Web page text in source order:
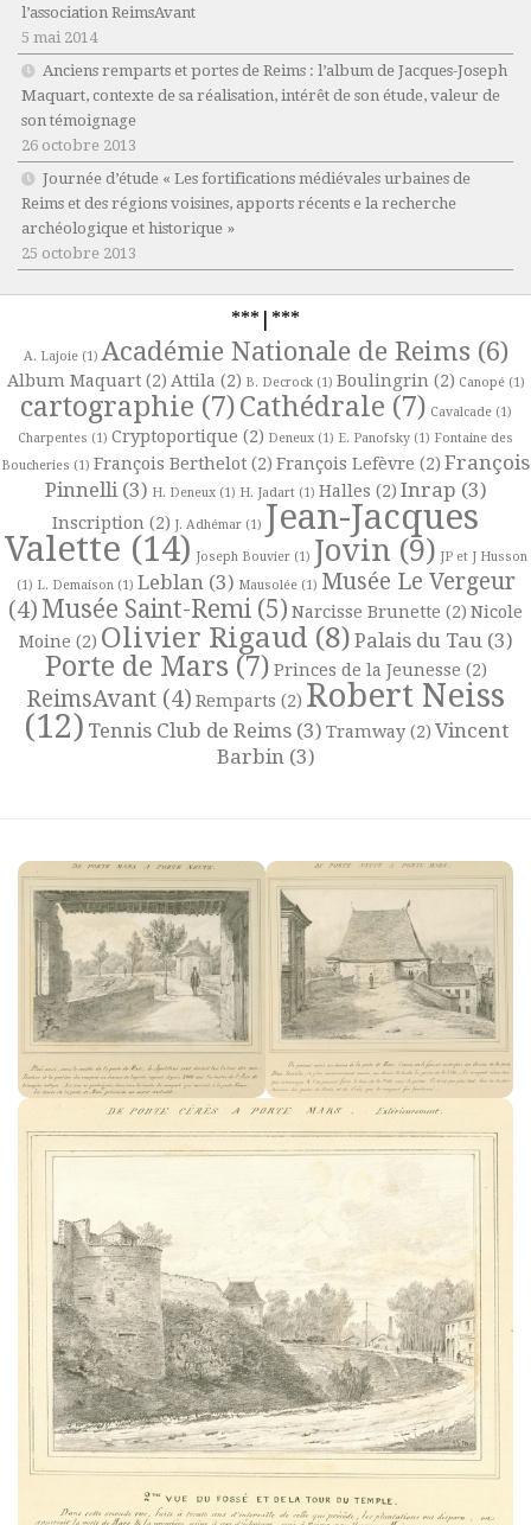
l’association ReimsAvant
5 mai 2014
Anciens remparts et portes de Reims : l’album de Jacques-Joseph
Maquart, contexte de sa réalisation, intérêt de son étude, valeur de
son témoignage
26 octobre 2013
Journée d’étude « Les fortifications médiévales urbaines de
Reims et des régions voisines, apports récents e la recherche
archéologique et historique »
25 octobre 2013
***|***
A. Lajoie(1) Académie Nationale de Reims (6)
Album Maquart(2) Attila (2) B. Decrock(1) Boulingrin (2) Canopé(1)
cartographie (7)Cathédrale (7) Cavalcade(1)
Charpentes (1) Cryptoportique (2) Deneux (1) E. Panofsky (1) Fontaine des
Boucheries (1) François Berthelot (2) François Lefèvre (2) François
Pinnelli (3) H. Deneux(1) H. Jadart(1) Halles (2) Inrap (3)
Inscription (2) J. Adhémar (1) Jean-Jacques
Valette (14) Joseph Bouvier(1) Jovin (9) JP et J Husson
(1) L. Demaison(1) Leblan (3) Mausolée(1) Musée Le Vergeur
(4) Musée Saint-Remi (5) Narcisse Brunette (2) Nicole
Moine (2) Olivier Rigaud (8) Palais du Tau (3)
Porte de Mars(7) Princes de la Jeunesse (2)
ReimsAvant (4) Remparts (2) Robert Neiss
(12) Tennis Club de Reims(3) Tramway(2) Vincent
Barbin (3)